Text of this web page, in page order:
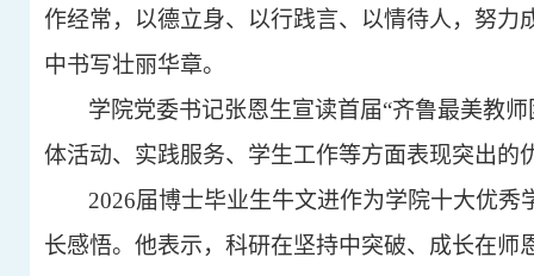
作经常，以德立身、以行践言、以情待人，努
中书写壮丽华章。
学院党委书记张恩生宣读首届“齐鲁最美教
体活动、实践服务、学生工作等方面表现突出的
2026届博士毕业生牛文进作为学院十大优
长感悟。他表示，科研在坚持中突破、成长在